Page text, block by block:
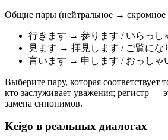
Общие пары (нейтральное → скромное
行きます → 参ります / いらっし
見ます → 拝見します / ご覧にな
言います → 申します / おっしゃ
Выберите пару, которая соответствует
кто заслуживает уважения; регистр —
замена синонимов.
Keigo в реальных диалогах